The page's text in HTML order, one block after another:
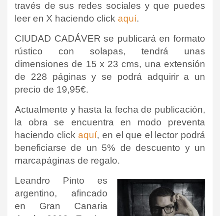
través de sus redes sociales y que puedes
leer en X haciendo click aquí.
CIUDAD CADÁVER se publicará en formato
rústico con solapas, tendrá unas
dimensiones de 15 x 23 cms, una extensión
de 228 páginas y se podrá adquirir a un
precio de 19,95€.
Actualmente y hasta la fecha de publicación,
la obra se encuentra en modo preventa
haciendo clickaquí, en el que el lector podrá
beneficiarse de un 5% de descuento y un
marcapáginas de regalo.
Leandro Pinto es
argentino, afincado
en Gran Canaria